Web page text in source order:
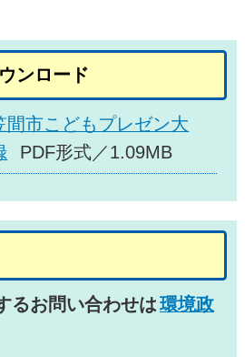
ンロード
間市こどもプレゼン大
PDF形式／1.09MB
るお問い合わせは環境政